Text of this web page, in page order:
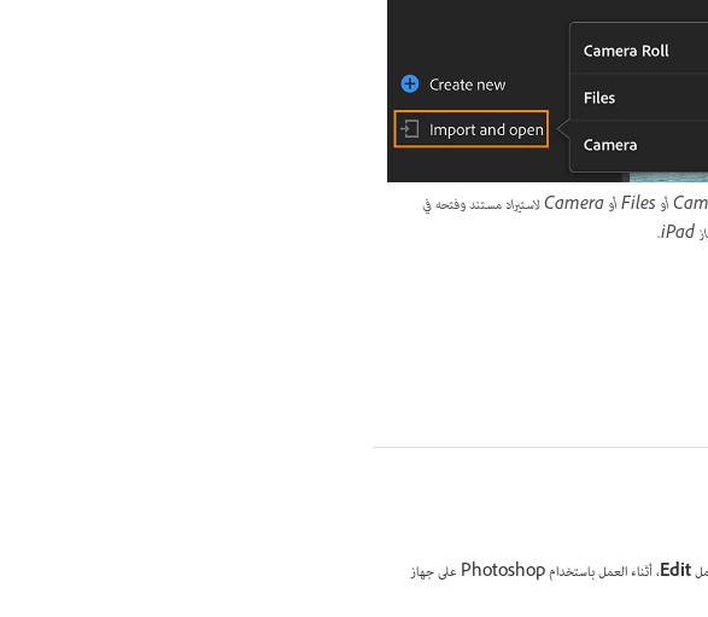
حدد من بين Camera Roll أو Files أو Camera لاستيراد مستند وفتحه في
Edit
، أثناء العمل باستخدام Photoshop على جهاز